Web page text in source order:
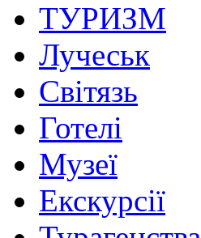
ТУРИЗМ
Лучеськ
Світязь
Готелі
Музеї
Екскурсії